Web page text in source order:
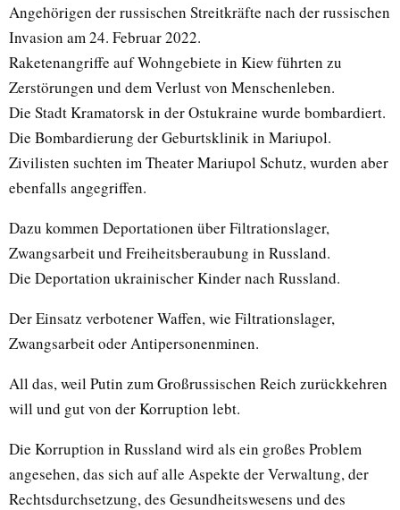
Angehörigen der russischen Streitkräfte nach der russischen
Invasion am 24. Februar 2022.
Raketenangriffe auf Wohngebiete in Kiew führten zu
Zerstörungen und dem Verlust von Menschenleben.
Die Stadt Kramatorsk in der Ostukraine wurde bombardiert.
Die Bombardierung der Geburtsklinik in Mariupol.
Zivilisten suchten im Theater Mariupol Schutz, wurden aber
ebenfalls angegriffen.
Dazu kommen Deportationen über Filtrationslager,
Zwangsarbeit und Freiheitsberaubung in Russland.
Die Deportation ukrainischer Kinder nach Russland.
Der Einsatz verbotener Waffen, wie Filtrationslager,
Zwangsarbeit oder Antipersonenminen.
All das, weil Putin zum Großrussischen Reich zurückkehren
will und gut von der Korruption lebt.
Die Korruption in Russland wird als ein großes Problem
angesehen, das sich auf alle Aspekte der Verwaltung, der
Rechtsdurchsetzung, des Gesundheitswesens und des